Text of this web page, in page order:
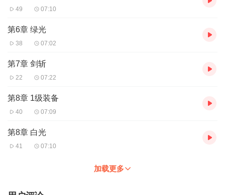
49 07:10
第6章 绿光
38 07:02
第7章 剑斩
22 07:22
第8章 1级装备
40 07:09
第8章 白光
41 07:10
加载更多